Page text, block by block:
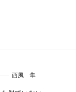
西風 隼